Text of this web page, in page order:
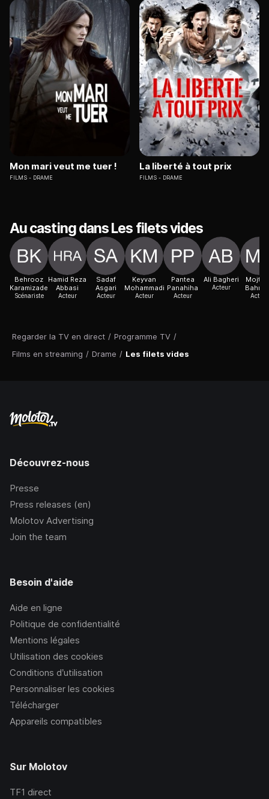
Regarder la TV en direct / Programme TV /
Films en streaming / Drame / Les filets vides
Mon mari veut me tuer !
FILMS DRAME
La liberté à tout prix
FILMS DRAME
Au casting dans Les filets vides
Behrooz
Karamizade
Scénariste
Hamid Reza
Abbasi
Acteur
Sadaf
Asgari
Acteur
Keyvan
Mohammadi
Acteur
Pantea
Panahiha
Acteur
Ali Bagheri
Acteur
Acteur
Découvrez-nous
Presse
Press releases (en)
Molotov Advertising
Join the team
Besoin d'aide
Aide en ligne
Politique de confidentialité
Mentions légales
Utilisation des cookies
Conditions d’utilisation
Personnaliser les cookies
Télécharger
Appareils compatibles
Sur Molotov
TF1 direct